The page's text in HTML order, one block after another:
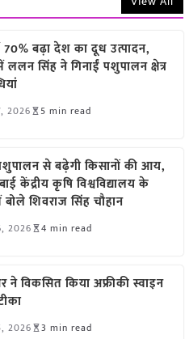
बढ़ा देश का दूध उत्पादन,
ललन सिंह ने गिनाईं पशुपालन क्षेत्र
2026 5 min read
से बढ़ेगी किसानों की आय,
केंद्रीय कृषि विश्वविद्यालय के
बोले शिवराज सिंह चौहान
2026 4 min read
विकसित किया अफ्रीकी स्वाइन
2026 3 min read